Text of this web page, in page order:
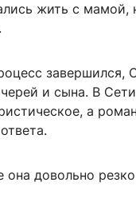
жить с
и сына. В
а
она довольно